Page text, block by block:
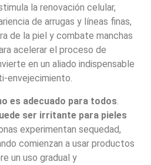
la renovación celular,
de arrugas y líneas finas,
de la piel y combate manchas
acelerar el proceso de
en un aliado indispensable
envejecimiento.
es adecuado para todos
ser irritante para pieles
experimentan sequedad,
comienzan a usar productos
un uso gradual y